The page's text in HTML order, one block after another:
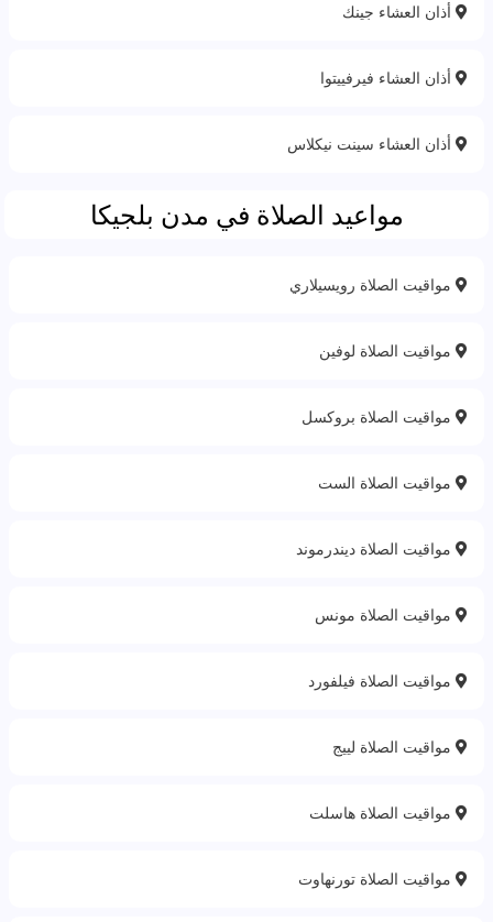
أذان العشاء جينك
أذان العشاء فيرفييتوا
أذان العشاء سينت نيكلاس
مواعيد الصلاة في مدن بلجيكا
مواقيت الصلاة رويسيلاري
مواقيت الصلاة لوفين
مواقيت الصلاة بروكسل
مواقيت الصلاة الست
مواقيت الصلاة ديندرموند
مواقيت الصلاة مونس
مواقيت الصلاة فيلفورد
مواقيت الصلاة لييج
مواقيت الصلاة هاسلت
مواقيت الصلاة تورنهاوت